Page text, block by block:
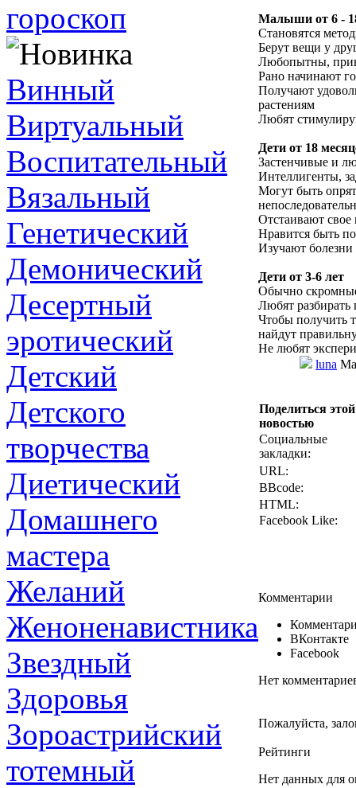
гороскоп
Винный
Виртуальный
Воспитательный
Вязальный
Генетический
Демонический
Десертный
эротический
Детский
Детского
творчества
Диетический
Домашнего
мастера
Желаний
Женоненавистника
Звездный
Здоровья
Зороастрийский
тотемный
Малыши от 6 -
Становятся
Берут вещи у
Любопытны,
Рано начинают
Получают
растениям
Любят
Дети от 18
Застенчивые и
Интеллигенты,
Могут быть
Отстаивают свое
Нравится быть
Изучают болезни
Дети от 3-6 лет
Обычно
Любят разбирать
Чтобы получить
найдут
Не любят
luna
Поделиться этой
новостью
Социальные
закладки:
URL:
BBcode:
HTML:
Facebook Like:
Комментарии
ВКонтакте
Facebook
Нет
Пожалуйста,
Рейтинги
Нет данных для